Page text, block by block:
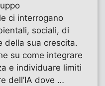
ci interrogano
sociali, di
della sua crescita.
su come integrare
e individuare limiti
dell’IA dove …